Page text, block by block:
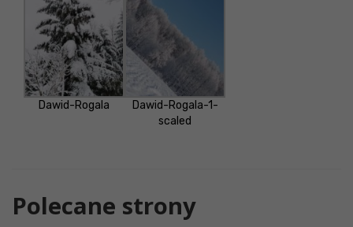
Dawid-Rogala
Dawid-Rogala-1-
scaled
Polecane strony